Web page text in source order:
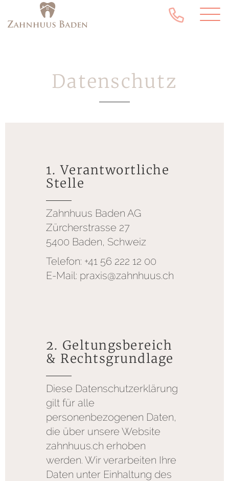
Datenschutz
1. Verantwortliche
Stelle
Zahnhuus Baden AG
Zürcherstrasse 27
5400 Baden, Schweiz
Telefon: +41 56 222 12 00
E-Mail: praxis@zahnhuus.ch
2. Geltungsbereich
& Rechtsgrundlage
Diese Datenschutzerklärung
gilt für alle
personenbezogenen Daten,
die über unsere Website
zahnhuus.ch erhoben
werden. Wir verarbeiten Ihre
Daten unter Einhaltung des